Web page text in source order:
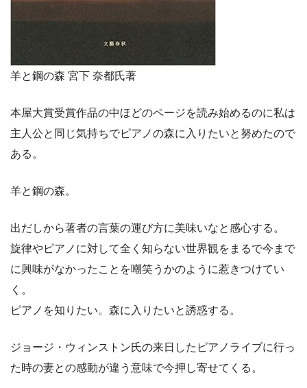
羊と鋼の森 宮下 奈都氏著
本屋大賞受賞作品の中ほどのページを読み始めるのに私は
主人公と同じ気持ちでピアノの森に入りたいと努めたので
ある。
羊と鋼の森。
出だしから著者の言葉の運び方に美味いなと感心する。
旋律やピアノに対して全く知らない世界観をまるで今まで
に興味がなかったことを嘲笑うかのように惹きつけてい
く。
ピアノを知りたい。森に入りたいと誘惑する。
ジョージ・ウィンストン氏の来日したピアノライブに行っ
た時の妻との感動が違う意味で今押し寄せてくる。